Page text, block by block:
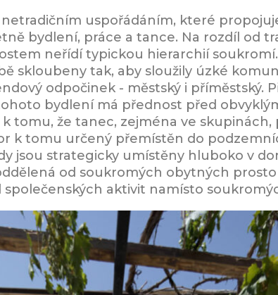
uspořádáním, které
bydlení, práce a tance. Na rozdíl od
neřídí typickou hierarchií
skloubeny tak, aby sloužily úzké
odpočinek - městský i příměstský.
bydlení má přednost před
tomu, že tanec, zejména ve
k tomu určený přemístěn do
jsou strategicky umístěny hluboko v
od soukromých obytných
společenských aktivit namísto